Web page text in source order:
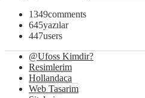
1349comments
645yazılar
447users
@Ufoss Kimdir?
Resimlerim
Hollandaca
Web Tasarim